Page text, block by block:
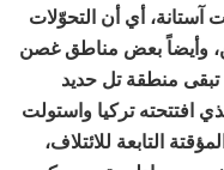
أي أن التحوّلات
وأيضاً بعض مناطق غصن
تبقى منطقة تل حديد
افتتحته تركيا واستولت
التابعة للائتلاف،